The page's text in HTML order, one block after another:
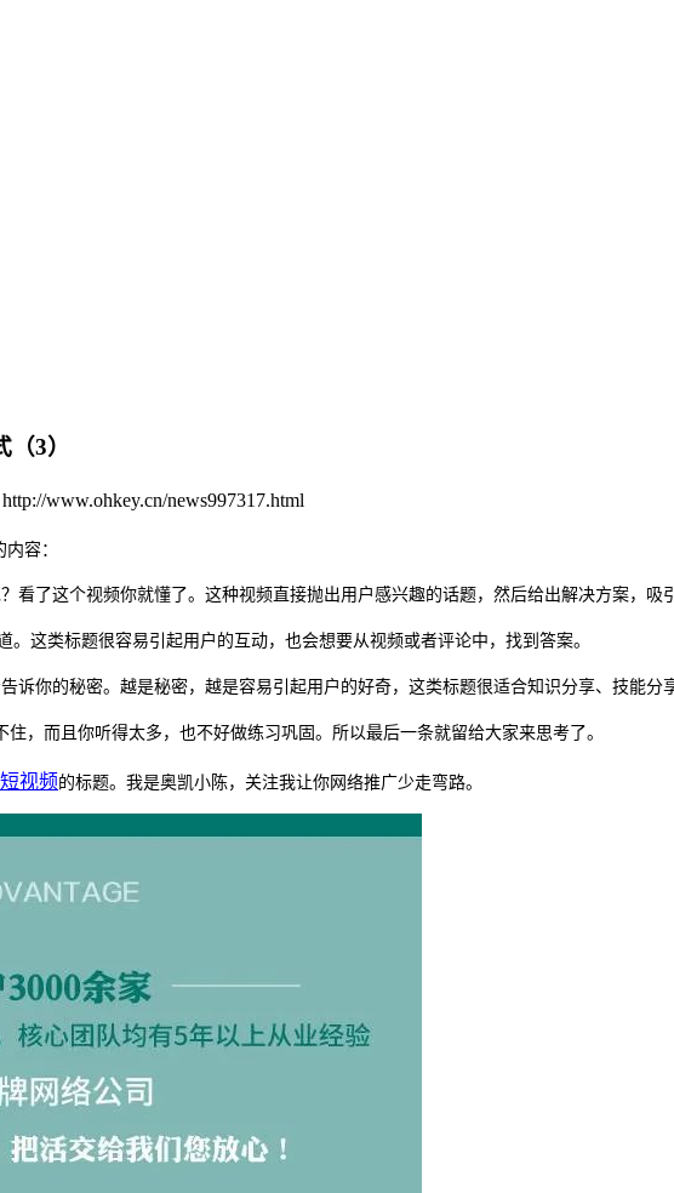
3）
www.ohkey.cn/news997317.html
容：
看了这个视频你就懂了。这种视频直接抛出用户感兴趣的话题，然后给出解决方案，吸
。这类标题很容易引起用户的互动，也会想要从视频或者评论中，找到答案。
诉你的秘密。越是秘密，越是容易引起用户的好奇，这类标题很适合知识分享、技能分
，而且你听得太多，也不好做练习巩固。所以最后一条就留给大家来思考了。
视频的标题。我是奥凯小陈，关注我让你网络推广少走弯路。